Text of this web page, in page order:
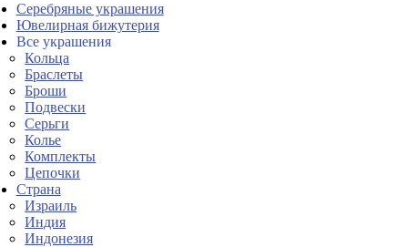
Серебряные украшения
Ювелирная бижутерия
Все украшения
Кольца
Браслеты
Броши
Подвески
Серьги
Колье
Комплекты
Цепочки
Страна
Израиль
Индия
Индонезия